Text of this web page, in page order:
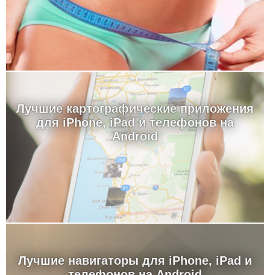
Лучшие картографические приложения
для iPhone, iPad и телефонов на
Android
Лучшие навигаторы для iPhone, iPad и